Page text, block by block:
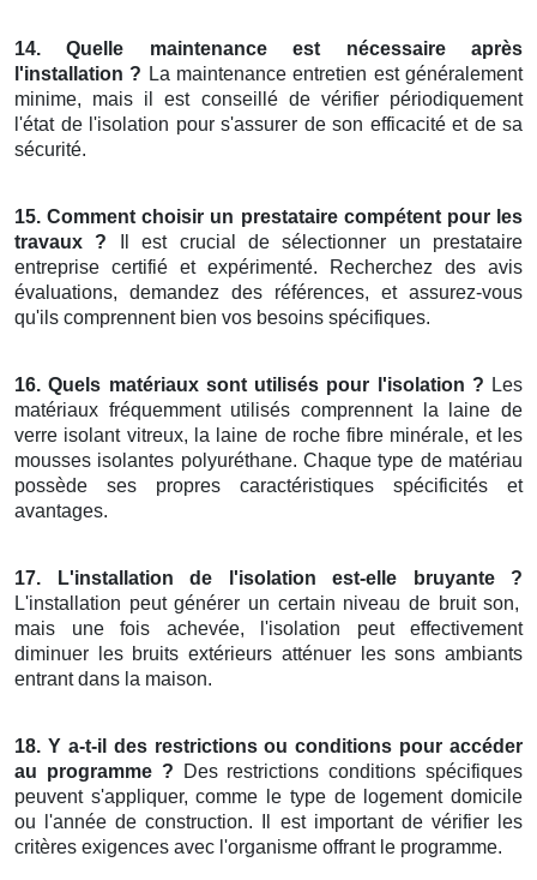
14. Quelle maintenance est nécessaire après
l'installation ? La maintenance entretien est généralement
minime, mais il est conseillé de vérifier périodiquement
l'état de l'isolation pour s'assurer de son efficacité et de sa
sécurité.
15. Comment choisir un prestataire compétent pour les
travaux ? Il est crucial de sélectionner un prestataire
entreprise certifié et expérimenté. Recherchez des avis
évaluations, demandez des références, et assurez-vous
qu'ils comprennent bien vos besoins spécifiques.
16. Quels matériaux sont utilisés pour l'isolation ? Les
matériaux fréquemment utilisés comprennent la laine de
verre isolant vitreux, la laine de roche fibre minérale, et les
mousses isolantes polyuréthane. Chaque type de matériau
possède ses propres caractéristiques spécificités et
avantages.
17. L'installation de l'isolation est-elle bruyante ?
L'installation peut générer un certain niveau de bruit son,
mais une fois achevée, l'isolation peut effectivement
diminuer les bruits extérieurs atténuer les sons ambiants
entrant dans la maison.
18. Y a-t-il des restrictions ou conditions pour accéder
au programme ? Des restrictions conditions spécifiques
peuvent s'appliquer, comme le type de logement domicile
ou l'année de construction. Il est important de vérifier les
critères exigences avec l'organisme offrant le programme.